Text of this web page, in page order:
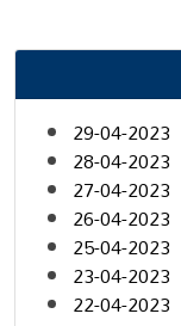
29-04-2023
28-04-2023
27-04-2023
26-04-2023
25-04-2023
23-04-2023
22-04-2023